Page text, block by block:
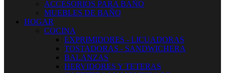
ACCESORIOS PARA BAÑO
MUEBLES DE BAÑO
HOGAR
COCINA
EXPRIMIDORES - LICUADORAS
TOSTADORAS - SANDWICHERA
BALANZAS
HERVIDORES Y TETERAS